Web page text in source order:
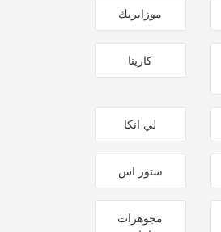
موزابريك
كارينا
لي انكا
ستور اس
مجوهرات